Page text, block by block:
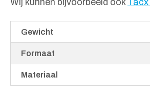
Wij kunnen bijvoorbeeld ook Tacx
Gewicht
Formaat
Materiaal